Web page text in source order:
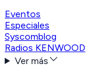
Eventos
Especiales
Syscomblog
Radios KENWOOD
Ver más